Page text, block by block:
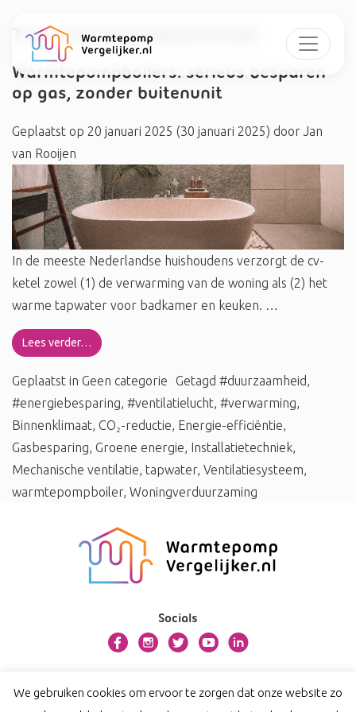
Tag:Installatietechniek
Warmtepompboilers: serieus besparen
op gas, zonder buitenunit
Geplaatst op 20 januari 2025 (30 januari 2025) door Jan
van Rooijen
In de meeste Nederlandse huishoudens verzorgt de cv-
ketel zowel (1) de verwarming van de woning als (2) het
warme tapwater voor badkamer en keuken. …
Lees verder…
Geplaatst in Geen categorie Getagd #duurzaamheid,
#energiebesparing, #ventilatielucht, #verwarming,
Binnenklimaat, CO₂-reductie, Energie-efficiëntie,
Gasbesparing, Groene energie, Installatietechniek,
Mechanische ventilatie, tapwater, Ventilatiesysteem,
warmtepompboiler, Woningverduurzaming
Socials
Contact
We gebruiken cookies om ervoor te zorgen dat onze website zo